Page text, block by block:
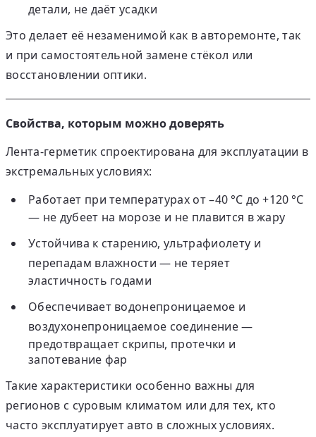
детали, не даёт усадки
Это делает её незаменимой как в авторемонте, так
и при самостоятельной замене стёкол или
восстановлении оптики.
Свойства, которым можно доверять
Лента-герметик спроектирована для эксплуатации в
экстремальных условиях:
Работает при температурах от –40 °C до +120 °C
— не дубеет на морозе и не плавится в жару
Устойчива к старению, ультрафиолету и
перепадам влажности — не теряет
эластичность годами
Обеспечивает водонепроницаемое и
воздухонепроницаемое соединение—
предотвращает скрипы, протечки и
запотевание фар
Такие характеристики особенно важны для
регионов с суровым климатом или для тех, кто
часто эксплуатирует авто в сложных условиях.